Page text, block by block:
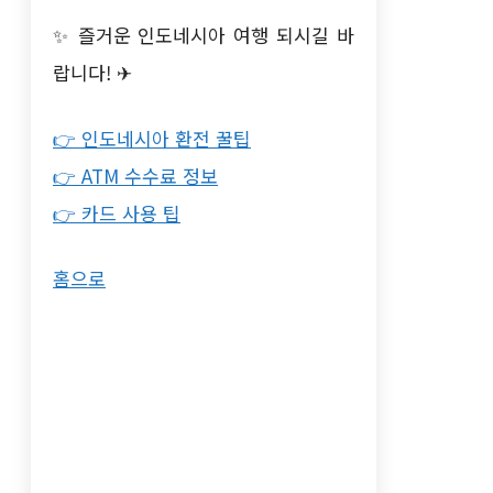
✨ 즐거운 인도네시아 여행 되시길 바
랍니다! ✈
👉 인도네시아 환전 꿀팁
👉 ATM 수수료 정보
👉 카드 사용 팁
홈으로